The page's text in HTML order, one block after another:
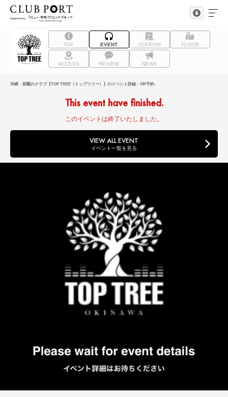
TOP EVENT COUPON FLOOR
ACCESS REVIEW NEWS
沖縄・那覇のクラブ【TOP TREE（トップツリー）】のイベント詳細・VIP予約
This event have finished.
このイベントは終了いたしました。
VIEW ALL EVENT
イベント一覧を見る